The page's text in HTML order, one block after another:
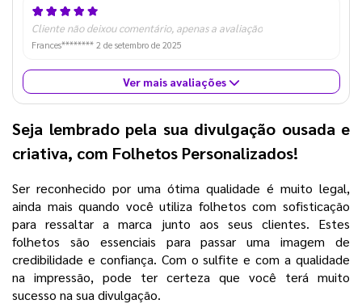
Cliente não deixou comentário, apenas a avaliação
Frances******** 2 de setembro de 2025
Ver mais avaliações
Seja lembrado pela sua divulgação ousada e
criativa, com Folhetos Personalizados!
Ser reconhecido por uma ótima qualidade é muito legal,
ainda mais quando você utiliza folhetos com sofisticação
para ressaltar a marca junto aos seus clientes. Estes
folhetos são essenciais para passar uma imagem de
credibilidade e confiança. Com o sulfite e com a qualidade
na impressão, pode ter certeza que você terá muito
sucesso na sua divulgação.